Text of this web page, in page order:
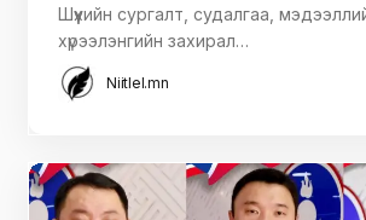
Шүүхийн сургалт, судалгаа,
хүрээлэнгийн захирал…
Niitlel.mn